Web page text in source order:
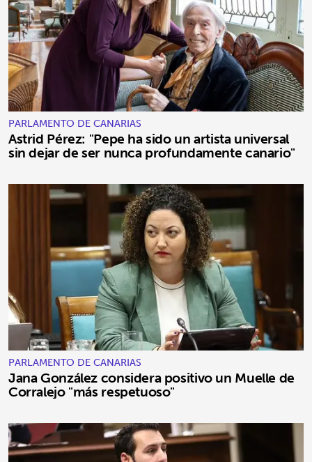
PARLAMENTO DE CANARIAS
Astrid Pérez: "Pepe ha sido un artista universal
sin dejar de ser nunca profundamente canario"
PARLAMENTO DE CANARIAS
Jana González considera positivo un Muelle de
Corralejo "más respetuoso"